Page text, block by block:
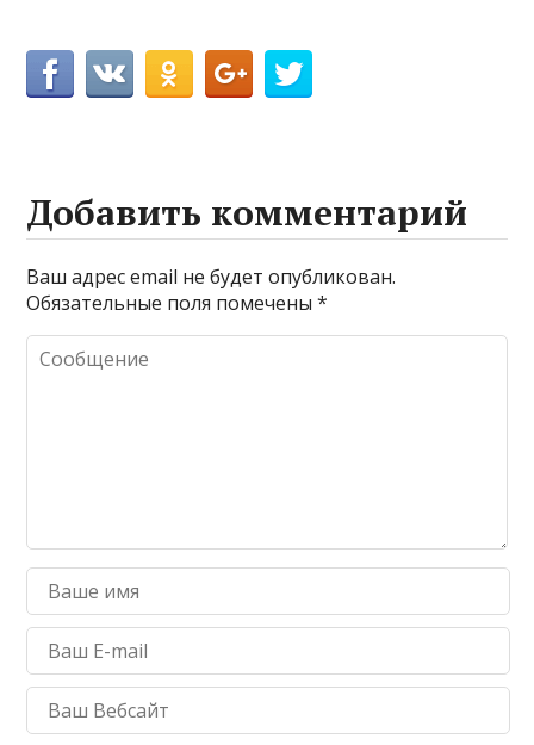
Добавить комментарий
Ваш адрес email не будет опубликован.
Обязательные поля помечены*